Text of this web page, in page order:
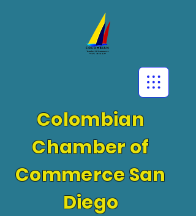
Colombian
Chamber of
Commerce San
Diego